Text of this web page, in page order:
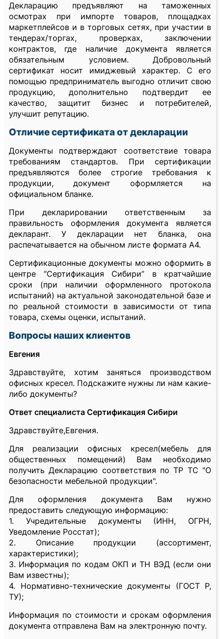
Декларацию предъявляют на таможенных
осмотрах при импорте товаров, площадках
маркетплейсов и в торговых сетях, при участии в
тендерах/торгах, проверках, заключении
контрактов, где наличие документа является
обязательным условием. Добровольный
сертификат носит имиджевый характер. С его
помощью предприниматель выгодно отличит свою
продукцию, дополнительно подтвердит ее
качество, защитит бизнес и потребителей,
улучшит репутацию.
Отличие сертификата от декларации
Документы подтверждают соответствие товара
требованиям стандартов. При сертификации
предъявляются более строгие требования к
продукции, документ оформляется на
официальном бланке.
При декларировании ответственным за
правильность оформления документа является
декларант. У декларации нет бланка, она
распечатывается на обычном листе формата А4.
Сертификационные документы можно оформить в
центре “Сертификация Сибири” в кратчайшие
сроки (при наличии оформленного протокола
испытаний) на актуальной законодательной базе и
по реальной стоимости в зависимости от типа
товара, схемы оценки, испытаний.
Вопросы наших клиентов
Евгения
Здравствуйте, хотим заняться производством
офисных кресел. Подскажите нужны ли нам какие-
либо документы?
Ответ специалиста Сертификация Сибири
Здравствуйте,Евгения.
Для реализации офисных кресел(мебель для
общественных помещений) Вам необходимо
получить Декларацию соответствия по ТР ТС "О
безопасности мебельной продукции".
Для оформления документа Вам нужно
предоставить следующую информацию:
1. Учредительные документы (ИНН, ОГРН,
Уведомление Росстат);
2. Описание продукции (ассортимент,
характеристики);
3. Информация по кодам ОКП и ТН ВЭД (если они
Вам известны);
4. Нормативно-технические документы (ГОСТ Р,
ТУ);
Информация по стоимости и срокам оформления
документа отправлена Вам на электронную почту.